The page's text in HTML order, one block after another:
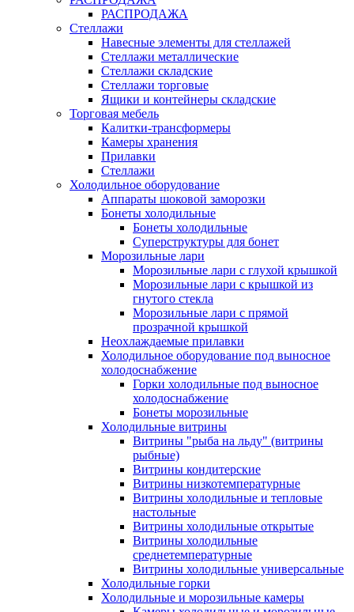
РАСПРОДАЖА
Стеллажи
Навесные элементы для стеллажей
Стеллажи металлические
Стеллажи складские
Стеллажи торговые
Ящики и контейнеры складские
Торговая мебель
Калитки-трансформеры
Камеры хранения
Прилавки
Стеллажи
Холодильное оборудование
Аппараты шоковой заморозки
Бонеты холодильные
Бонеты холодильные
Суперструктуры для бонет
Морозильные лари
Морозильные лари с глухой крышкой
Морозильные лари с крышкой из
гнутого стекла
Морозильные лари с прямой
прозрачной крышкой
Неохлаждаемые прилавки
Холодильное оборудование под выносное
холодоснабжение
Горки холодильные под выносное
холодоснабжение
Бонеты морозильные
Холодильные витрины
Витрины "рыба на льду" (витрины
рыбные)
Витрины кондитерские
Витрины низкотемпературные
Витрины холодильные и тепловые
настольные
Витрины холодильные открытые
Витрины холодильные
среднетемпературные
Витрины холодильные универсальные
Холодильные горки
Холодильные и морозильные камеры